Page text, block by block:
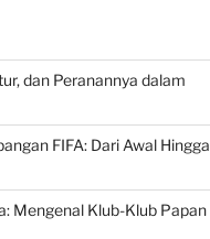
dan Peranannya dalam
FIFA: Dari Awal Hingga
Mengenal Klub-Klub Papan